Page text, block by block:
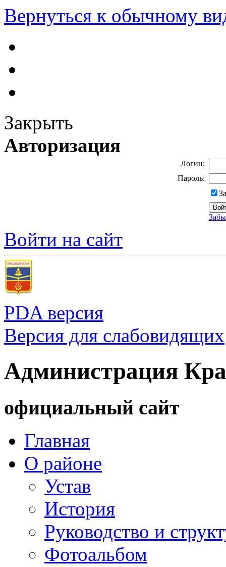
Вернуться к обычному
Закрыть
Авторизация
Логин:
Пароль:
Войти на сайт
PDA версия
Версия для слабовидящих
Администрация
официальный сайт
Главная
О районе
Устав
История
Руководство и
Фотоальбом